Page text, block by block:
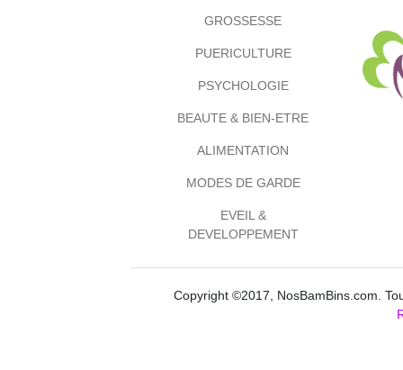
GROSSESSE
PUERICULTURE
PSYCHOLOGIE
BEAUTE & BIEN-ETRE
ALIMENTATION
MODES DE GARDE
EVEIL &
DEVELOPPEMENT
Copyright ©2017, NosBamBins.com.